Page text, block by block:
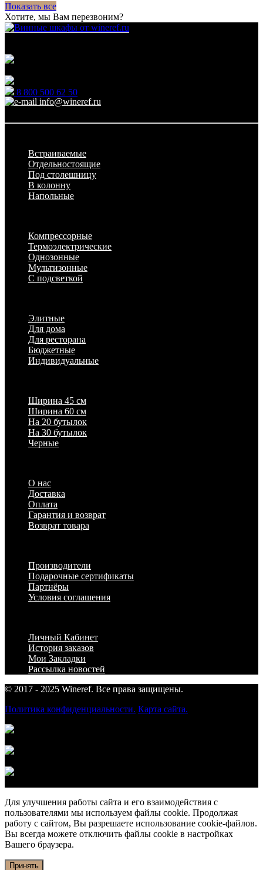
Показать все
Хотите, мы Вам перезвоним?
8 800 500 62 50
info@wineref.ru
Встраиваемые
Отдельностоящие
Под столешницу
В колонну
Напольные
Компрессорные
Термоэлектрические
Однозонные
Мультизонные
С подсветкой
Элитные
Для дома
Для ресторана
Бюджетные
Индивидуальные
Ширина 45 см
Ширина 60 см
На 20 бутылок
На 30 бутылок
Черные
О нас
Доставка
Оплата
Гарантия и возврат
Возврат товара
Производители
Подарочные сертификаты
Партнёры
Условия соглашения
Личный Кабинет
История заказов
Мои Закладки
Рассылка новостей
© 2017 - 2025 Wineref. Все права защищены.
Политика конфиденциальности. Карта сайта.
Для улучшения работы сайта и его взаимодействия с
пользователями мы используем файлы cookie. Продолжая
работу с сайтом, Вы разрешаете использование cookie-файлов.
Вы всегда можете отключить файлы cookie в настройках
Вашего браузера.
Принять